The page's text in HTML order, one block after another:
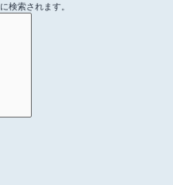
検索されます。